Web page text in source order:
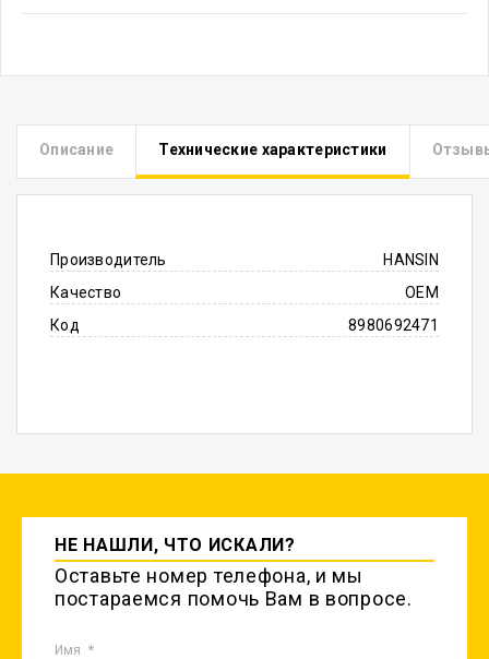
Описание Технические характеристики
Производитель
HANSIN
Качество
OEM
Код
8980692471
НЕ НАШЛИ, ЧТО ИСКАЛИ?
Оставьте номер телефона, и мы
постараемся помочь Вам в вопросе.
Имя